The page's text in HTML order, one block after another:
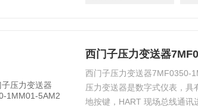
西门子压力变送器
西门子压力变送器7MF0350-
压力变送器是数字式仪表，
地按键，HART 现场总线通讯